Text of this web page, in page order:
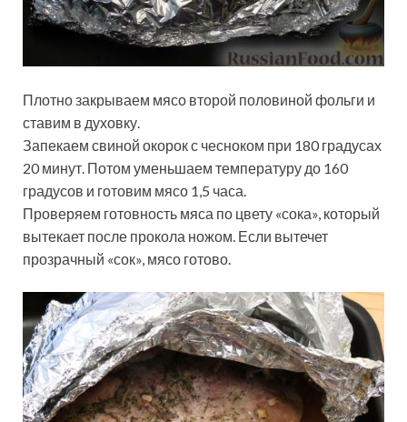
Плотно закрываем мясо второй половиной фольги и
ставим в духовку.
Запекаем свиной окорок с чесноком при 180 градусах
20 минут. Потом уменьшаем температуру до 160
градусов и готовим мясо 1,5 часа.
Проверяем готовность мяса по цвету «сока», который
вытекает после прокола ножом. Если вытечет
прозрачный «сок», мясо готово.